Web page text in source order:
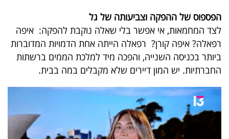
הפספוס של ההפקה וצביעותה של גל
לצד המחמאות, אי אפשר בלי שאלה נוקבת להפקה: איפה
רפאלה? איפה קורן? רפאלה הייתה אחת הדמויות המדוברות
ביותר בכניסה השנייה, והפכה מיד למלכת הממים ברשתות
החברתיות. יש המון דיירים שלא מקבלים במה בבית.